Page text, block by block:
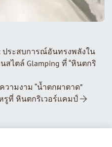
ประสบการณ์อันทรงพลังใน
สไตล์ Glamping ที่ “หินตกริ
ามงาม “น้ำตกผาตาด”
ที่ หินตกริเวอร์แคมป์